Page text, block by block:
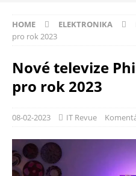
HOME ELEKTRONIKA
pro rok 2023
Nové televize
pro rok 2023
08-02-2023 IT Revue